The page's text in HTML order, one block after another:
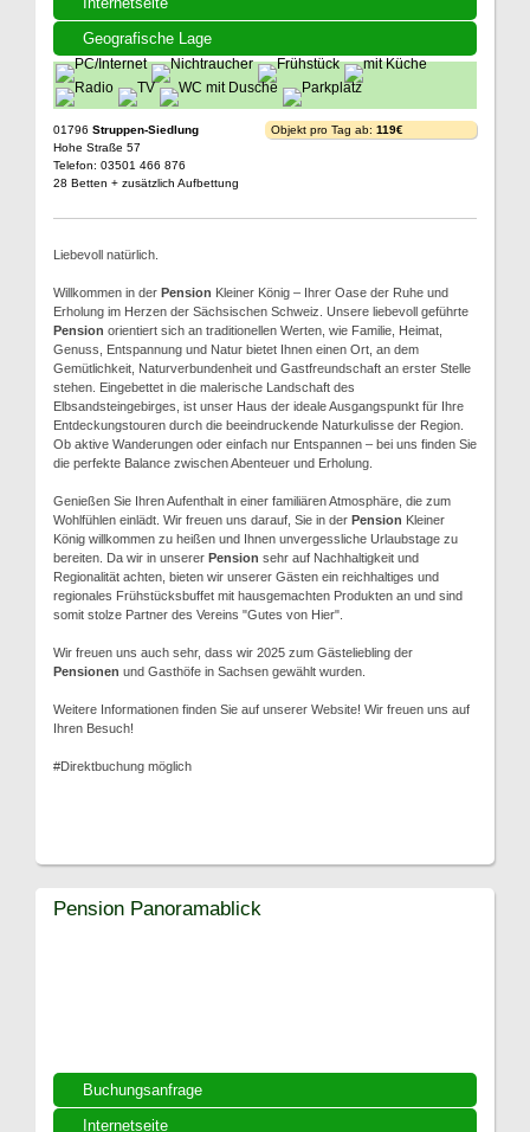
Geografische Lage
01796 Struppen-Siedlung
Hohe Straße 57
Telefon: 03501 466 876
28 Betten + zusätzlich Aufbettung
Objekt pro Tag ab: 119€
Liebevoll natürlich.
Willkommen in der Pension Kleiner König – Ihrer Oase der Ruhe und
Erholung im Herzen der Sächsischen Schweiz. Unsere liebevoll geführte
Pension orientiert sich an traditionellen Werten, wie Familie, Heimat,
Genuss, Entspannung und Natur bietet Ihnen einen Ort, an dem
Gemütlichkeit, Naturverbundenheit und Gastfreundschaft an erster Stelle
stehen. Eingebettet in die malerische Landschaft des
Elbsandsteingebirges, ist unser Haus der ideale Ausgangspunkt für Ihre
Entdeckungstouren durch die beeindruckende Naturkulisse der Region.
Ob aktive Wanderungen oder einfach nur Entspannen – bei uns finden Sie
die perfekte Balance zwischen Abenteuer und Erholung.
Genießen Sie Ihren Aufenthalt in einer familiären Atmosphäre, die zum
Wohlfühlen einlädt. Wir freuen uns darauf, Sie in der Pension Kleiner
König willkommen zu heißen und Ihnen unvergessliche Urlaubstage zu
bereiten. Da wir in unserer Pension sehr auf Nachhaltigkeit und
Regionalität achten, bieten wir unserer Gästen ein reichhaltiges und
regionales Frühstücksbuffet mit hausgemachten Produkten an und sind
somit stolze Partner des Vereins "Gutes von Hier".
Wir freuen uns auch sehr, dass wir 2025 zum Gästeliebling der
Pensionen und Gasthöfe in Sachsen gewählt wurden.
Weitere Informationen finden Sie auf unserer Website! Wir freuen uns auf
Ihren Besuch!
#Direktbuchung möglich
Buchungsanfrage
Internetseite
Pension Panoramablick